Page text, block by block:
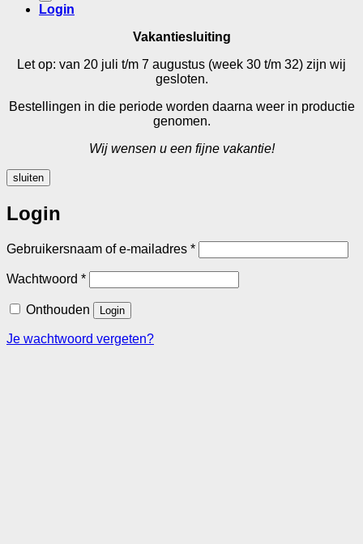
Login
Vakantiesluiting
Let op: van 20 juli t/m 7 augustus (week 30 t/m 32) zijn wij
gesloten.
Bestellingen in die periode worden daarna weer in productie
genomen.
Wij wensen u een fijne vakantie!
sluiten
Login
Gebruikersnaam of e-mailadres *Vereist
Wachtwoord *Vereist
Onthouden Login
Je wachtwoord vergeten?